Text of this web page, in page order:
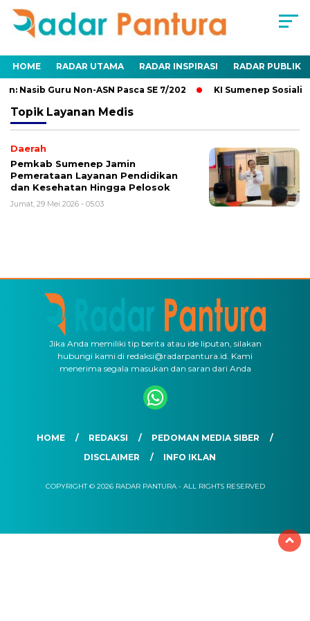
HOME RADAR UTAMA RADAR INSPIRASI RADAR PUBLIK
Nasib Guru Non-ASN Pasca SE 7/202 KI Sumenep
Topik Layanan Medis
Daerah
Pemkab Sumenep Jamin
Pemerataan Layanan Pendidikan
dan Kesehatan Hingga Pelosok
Jumat, 29 Mei 2026 - 05:03
Jika Anda memiliki tip berita atau ide liputan, silakan
hubungi kami di redaksi@radarpantura.id. Kami
menerima segala masukan dan saran dari Anda
HOME REDAKSI
PEDOMAN MEDIA SIBER
DISCLAIMER
INFO IKLAN
COPYRIGHT © 2026 RADAR PANTURA - ALL RIGHTS RESERVED